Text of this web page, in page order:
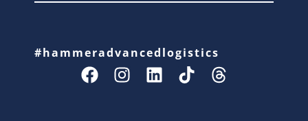
#hammeradvancedlogistics